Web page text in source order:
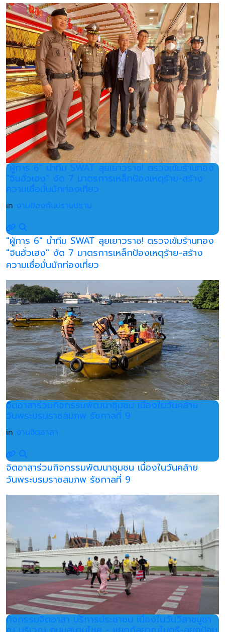
"ผู้การ 6" นำทีม SWAT ลุยเยาวราช! ตรวจเข้มร้านทอง
"จินฮั่วเฮง" งัด 7 มาตรการเหล็กป้องเหตุร้าย-สร้าง
ความเชื่อมั่นนักท่องเที่ยว
in งานป้องกันปราบปราม
"ผู้การ 6" นำทีม SWAT ลุยเยาวราช! ตรวจเข้มร้านทอง
"จินฮั่วเฮง" งัด 7 มาตรการเหล็กป้องเหตุร้าย-สร้าง
ความเชื่อมั่นนักท่องเที่ยว
จิตอาสาร่วมกิจกรรมพัฒนาชุมชน เนื่องในวันคล้าย
วันพระบรมราชสมภพ รัชกาลที่ 9
in งานจิตอาสา
จิตอาสาร่วมกิจกรรมพัฒนาชุมชน เนื่องในวันคล้าย
วันพระบรมราชสมภพ รัชกาลที่ 9
กิจกรรมจิตอาสา บริการประชาชน เนื่องในวันวิสาขบูชา